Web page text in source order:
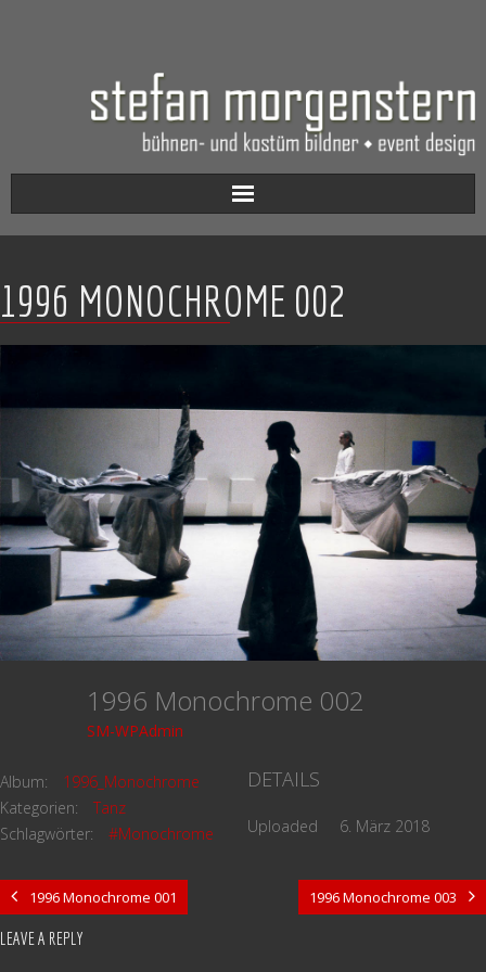
Aktuell
Werkverzeichnis
Biografie
Kontakt
1996 MONOCHROME 002
1996 Monochrome 002
SM-WPAdmin
Album:
1996_Monochrome
Kategorien:
Tanz
Schlagwörter:
#Monochrome
DETAILS
Uploaded 6. März 2018
1996 Monochrome 001 1996 Monochrome 003
LEAVE A REPLY